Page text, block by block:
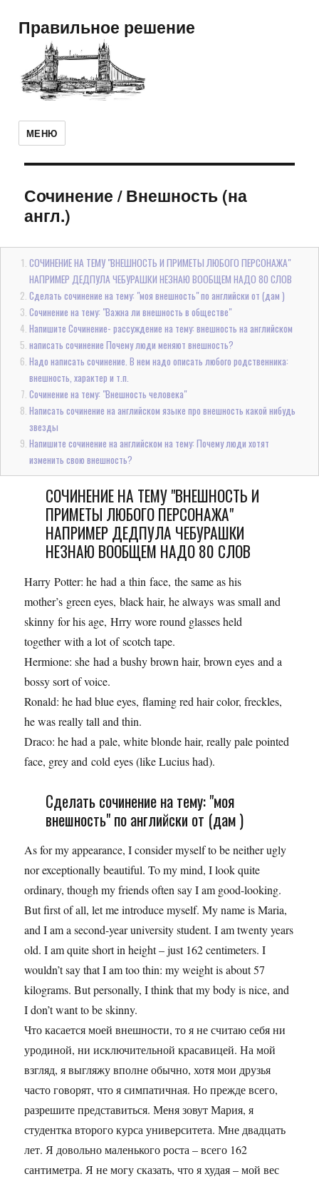
Правильное решение
МЕНЮ
Сочинение/Внешность (на
англ.)
СОЧИНЕНИЕ НА ТЕМУ "ВНЕШНОСТЬ И ПРИМЕТЫ ЛЮБОГО ПЕРСОНАЖА"
НАПРИМЕР ДЕДПУЛА ЧЕБУРАШКИ НЕЗНАЮ ВООБЩЕМ НАДО 80 СЛОВ
Сделать сочинение на тему: "моя внешность" по английски от (дам )
Сочинение на тему: "Важна ли внешность в обществе"
Напишите Сочинение- рассуждение на тему: внешность на английском
написать сочинение Почему люди меняют внешность?
Надо написать сочинение. В нем надо описать любого родственника:
внешность, характер и т.п.
Сочинение на тему: "Внешность человека"
Написать сочинение на английском языке про внешность какой нибудь
звезды
Напишите сочинение на английском на тему: Почему люди хотят
изменить свою внешность?
СОЧИНЕНИЕ НА ТЕМУ "ВНЕШНОСТЬ И
ПРИМЕТЫ ЛЮБОГО ПЕРСОНАЖА"
НАПРИМЕР ДЕДПУЛА ЧЕБУРАШКИ
НЕЗНАЮ ВООБЩЕМ НАДО 80 СЛОВ
Harry Potter: he had a thin face, the same as his
mother’s green eyes, black hair, he always was small and
skinny for his age, Hrry wore round glasses held
together with a lot of scotch tape.
Hermione: she had a bushy brown hair, brown eyes and a
bossy sort of voice.
Ronald: he had blue eyes, flaming red hair color, freckles,
he was really tall and thin.
Draco: he had a pale, white blonde hair, really pale pointed
face, grey and cold eyes (like Lucius had).
Сделать сочинение на тему: "моя
внешность" по английски от (дам )
As for my appearance, I consider myself to be neither ugly
nor exceptionally beautiful. To my mind, I look quite
ordinary, though my friends often say I am good-looking.
But first of all, let me introduce myself. My name is Maria,
and I am a second-year university student. I am twenty years
old. I am quite short in height – just 162 centimeters. I
wouldn’t say that I am too thin: my weight is about 57
kilograms. But personally, I think that my body is nice, and
I don’t want to be skinny.
Что касается моей внешности, то я не считаю себя ни
уродиной, ни исключительной красавицей. На мой
взгляд, я выгляжу вполне обычно, хотя мои друзья
часто говорят, что я симпатичная. Но прежде всего,
разрешите представиться. Меня зовут Мария, я
студентка второго курса университета. Мне двадцать
лет. Я довольно маленького роста – всего 162
сантиметра. Я не могу сказать, что я худая – мой вес